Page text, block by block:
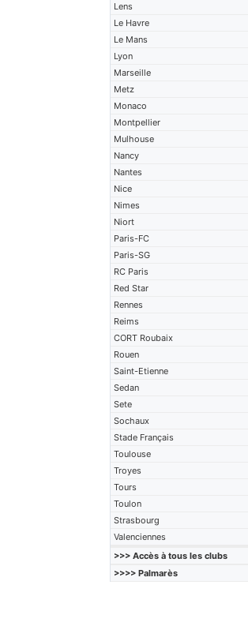
Lens
Le Havre
Le Mans
Lyon
Marseille
Metz
Monaco
Montpellier
Mulhouse
Nancy
Nantes
Nice
Nimes
Niort
Paris-FC
Paris-SG
RC Paris
Red Star
Rennes
Reims
CORT Roubaix
Rouen
Saint-Etienne
Sedan
Sete
Sochaux
Stade Français
Toulouse
Troyes
Tours
Toulon
Strasbourg
Valenciennes
>>> Accès à tous les clubs
>>>> Palmarès